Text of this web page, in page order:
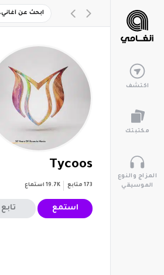
اكتشف
مكتبتك
المزاج والنوع
الموسيقي
Tycoos
173 متابع 19.7K استماع
استمع تابع